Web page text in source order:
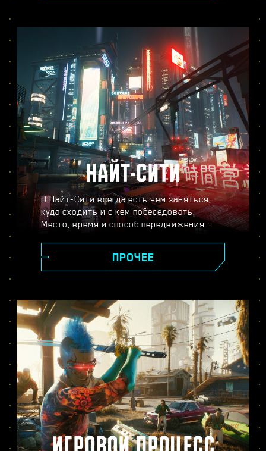
Сити, чтобы превратиться из уличного
киберпанка в наёмника высшей лиги и
раскрыть тайну бесценного устройства,
за которым идёт настоящая охота.
НАЙТ-СИТИ
В Найт-Сити всегда есть чем заняться,
куда сходить и с кем побеседовать.
Место, время и способ передвижения
пустынных окрестностей города, повсюду
вас ждут новые тайны и неожиданные
ПРОЧЕЕ